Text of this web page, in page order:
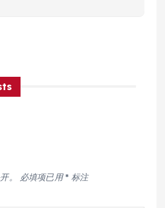
。 必填项已用* 标注